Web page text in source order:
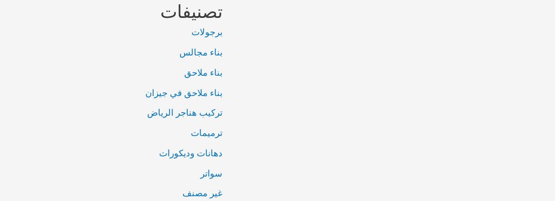
تصنيفات
برجولات
بناء مجالس
بناء ملاحق
بناء ملاحق في جيزان
تركيب هناجر الرياض
ترميمات
دهانات وديكورات
سواتر
غير مصنف